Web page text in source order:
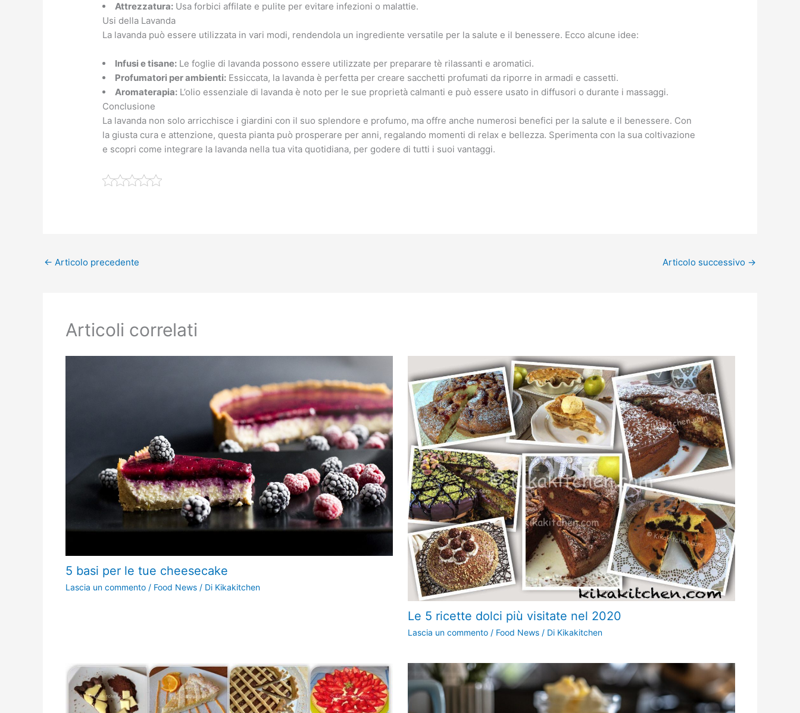
Attrezzatura: Usa forbici affilate e pulite per evitare infezioni o malattie.
Usi della Lavanda
La lavanda può essere utilizzata in vari modi, rendendola un ingrediente versatile per la salute e il benessere. Ecco alcune idee:
Infusi e tisane: Le foglie di lavanda possono essere utilizzate per preparare tè rilassanti e aromatici.
Profumatori per ambienti: Essiccata, la lavanda è perfetta per creare sacchetti profumati da riporre in armadi e cassetti.
Aromaterapia: L’olio essenziale di lavanda è noto per le sue proprietà calmanti e può essere usato in diffusori o durante i massaggi.
Conclusione
La lavanda non solo arricchisce i giardini con il suo splendore e profumo, ma offre anche numerosi benefici per la salute e il benessere. Con
la giusta cura e attenzione, questa pianta può prosperare per anni, regalando momenti di relax e bellezza. Sperimenta con la sua coltivazione
e scopri come integrare la lavanda nella tua vita quotidiana, per godere di tutti i suoi vantaggi.
← Articolo precedente Articolo successivo →
Articoli correlati
5 basi per le tue cheesecake
Lascia un commento / Food News/ Di Kikakitchen
Le 5 ricette dolci più visitate nel 2020
Lascia un commento / Food News/ Di Kikakitchen